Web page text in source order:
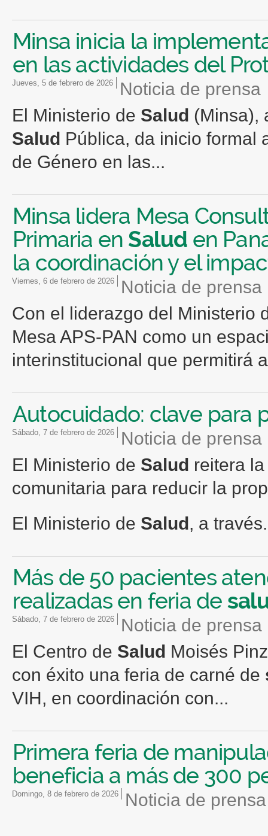
Minsa inicia la
en las actividades del
jueves, 5 de febrero de 2026
Noticia de prensa
El Ministerio de Salud (Minsa),
Salud Pública, da inicio formal
de Género en las...
Minsa lidera Mesa
Primaria en Salud en
la coordinación y el
viernes, 6 de febrero de 2026
Noticia de prensa
Con el liderazgo del Ministerio
Mesa APS-PAN como un
interinstitucional que permitirá
Autocuidado: clave para
sábado, 7 de febrero de 2026
Noticia de prensa
El Ministerio de Salud reitera
comunitaria para reducir la
El Ministerio de Salud, a
Más de 50 pacientes
realizadas en feria de
sábado, 7 de febrero de 2026
Noticia de prensa
El Centro de Salud Moisés
con éxito una feria de carné de
VIH, en coordinación con...
Primera feria de
beneficia a más de 300
domingo, 8 de febrero de 2026 Noticia de prensa